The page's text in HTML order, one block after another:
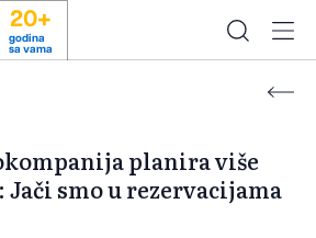
20+
godina
sa vama
planira više
smo u rezervacijama